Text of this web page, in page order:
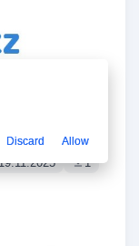
1
Discard Allow